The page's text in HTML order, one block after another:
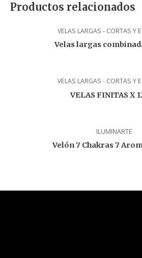
Productos relacionados
VELAS LARGAS - CORTAS Y
Velas largas
VELAS LARGAS - CORTAS Y
VELAS FINITAS X
ILUMINARTE
Velón 7 Chakras 7